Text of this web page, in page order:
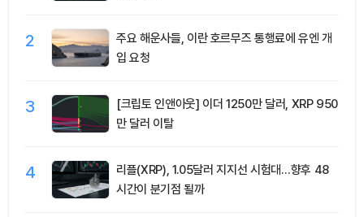
2
주요 해운사들, 이란 호르무즈 통행료에 유엔 개
입 요청
3
[크립토 인앤아웃] 이더 1250만 달러, XRP 950
만 달러 이탈
4
리플(XRP), 1.05달러 지지선 시험대…향후 48
시간이 분기점 될까